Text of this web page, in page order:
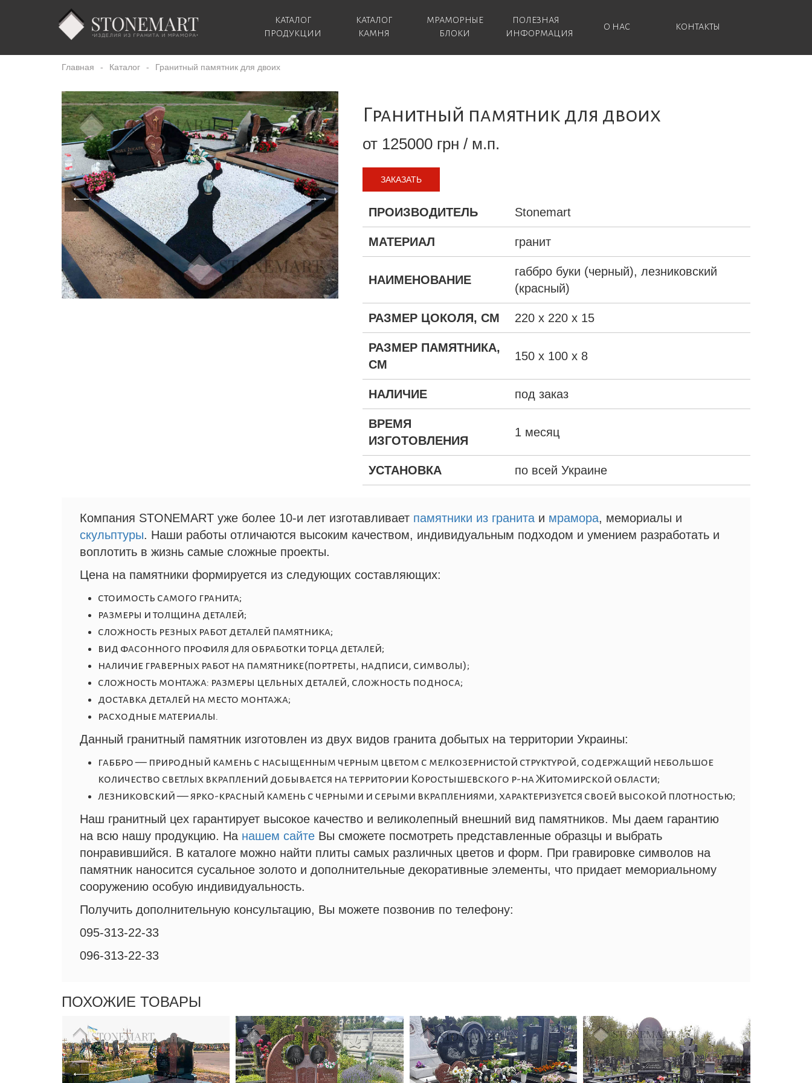
КАТАЛОГ
ПРОДУКЦИИ
КАТАЛОГ
КАМНЯ
МРАМОРНЫЕ
БЛОКИ
ПОЛЕЗНАЯ
ИНФОРМАЦИЯ
О НАС КОНТАКТЫ
Главная - Каталог - Гранитный памятник для двоих
Гранитный памятник для двоих
от 125000 грн / м.п.
ЗАКАЗАТЬ
ПРОИЗВОДИТЕЛЬ Stonemart
МАТЕРИАЛ гранит
НАИМЕНОВАНИЕ
габбро буки (черный), лезниковский
(красный)
РАЗМЕР ЦОКОЛЯ, СМ 220 х 220 х 15
РАЗМЕР ПАМЯТНИКА,
СМ
150 х 100 х 8
НАЛИЧИЕ под заказ
ВРЕМЯ
ИЗГОТОВЛЕНИЯ
1 месяц
УСТАНОВКА по всей Украине
Компания STONEMART уже более 10-и лет изготавливает памятники из гранита и мрамора, мемориалы и
скульптуры. Наши работы отличаются высоким качеством, индивидуальным подходом и умением разработать и
воплотить в жизнь самые сложные проекты.
Цена на памятники формируется из следующих составляющих:
стоимость самого гранита;
размеры и толщина деталей;
сложность резных работ деталей памятника;
вид фасонного профиля для обработки торца деталей;
наличие граверных работ на памятнике(портреты, надписи, символы);
сложность монтажа: размеры цельных деталей, сложность подноса;
доставка деталей на место монтажа;
расходные материалы.
Данный гранитный памятник изготовлен из двух видов гранита добытых на территории Украины:
габбро — природный камень с насыщенным черным цветом с мелкозернистой структурой, содержащий небольшое
количество светлых вкраплений добывается на территории Коростышевского р-на Житомирской области;
лезниковский —ярко-красный камень с черными и серыми вкраплениями, характеризуется своей высокой плотностью;
Наш гранитный цех гарантирует высокое качество и великолепный внешний вид памятников. Мы даем гарантию
на всю нашу продукцию. На нашем сайте Вы сможете посмотреть представленные образцы и выбрать
понравившийся. В каталоге можно найти плиты самых различных цветов и форм. При гравировке символов на
памятник наносится сусальное золото и дополнительные декоративные элементы, что придает мемориальному
сооружению особую индивидуальность.
Получить дополнительную консультацию, Вы можете позвонив по телефону:
095-313-22-33
096-313-22-33
ПОХОЖИЕ ТОВАРЫ